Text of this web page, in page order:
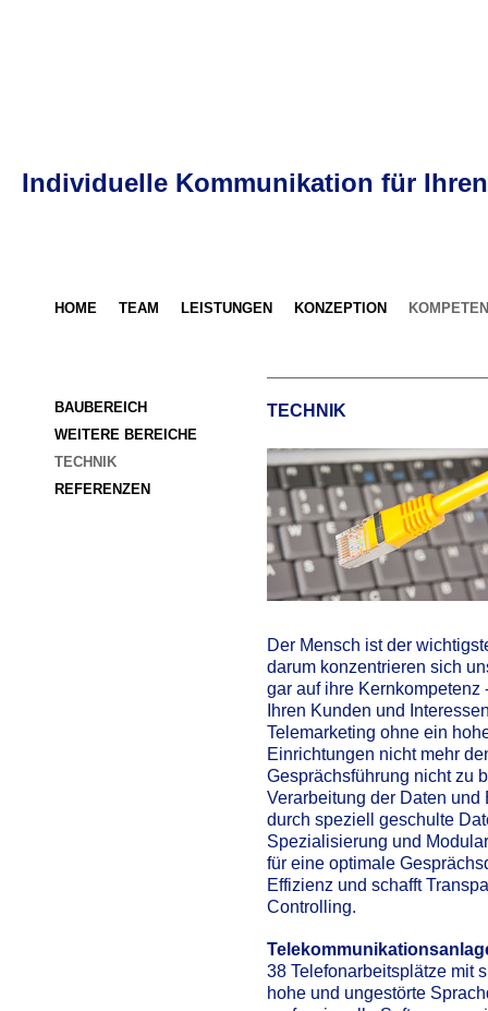
Individuelle Kommunikation für
HOME TEAM LEISTUNGEN KONZEPTION
BAUBEREICH
WEITERE BEREICHE
TECHNIK
REFERENZEN
TECHNIK
Der Mensch ist der
darum konzentrieren sich
gar auf ihre
Ihren Kunden und
Telemarketing ohne ein
Einrichtungen nicht mehr
Gesprächsführung nicht zu
Verarbeitung der Daten
durch speziell geschulte
Spezialisierung und
für eine optimale
Effizienz und schafft
Controlling.
38 Telefonarbeitsplätze mit
hohe und ungestörte